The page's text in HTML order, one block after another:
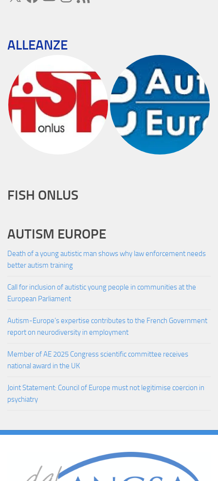
ALLEANZE
FISH ONLUS
AUTISM EUROPE
Death of a young autistic man shows why law enforcement needs
better autism training
Call for inclusion of autistic young people in communities at the
European Parliament
Autism-Europe’s expertise contributes to the French Government
report on neurodiversity in employment
Member of AE 2025 Congress scientific committee receives
national award in the UK
Joint Statement: Council of Europe must not legitimise coercion in
psychiatry